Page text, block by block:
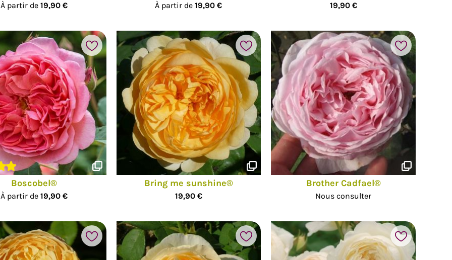
À partir de 19,90 € À partir de19,90 € 19,90 €
Boscobel®
À partir de 19,90 €
Bring me sunshine®
19,90 €
Brother Cadfael®
Nous consulter
Ajouter à mes favoris
Ajouter à mes favoris